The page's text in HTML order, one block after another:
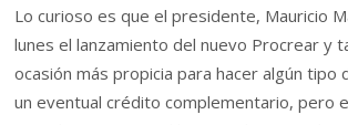
Lo curioso es que el presidente, Mauricio
lunes el lanzamiento del nuevo Procrear y
ocasión más propicia para hacer algún tipo
un eventual crédito complementario, pero